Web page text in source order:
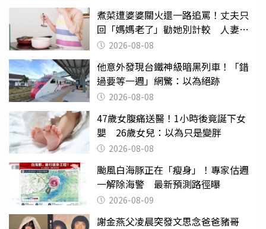
煮菜遭婆婆關火還一路追罵！丈夫只
回「媽媽老了」勸她別計較 人妻超
崩潰：我像台傭
2026-08-08
他意外發現台鐵神級暗黑列車！「錯
過要等一週」網驚：以為絕跡
2026-08-08
47歲女腹痛送醫！1小時後竟誕下女
嬰 26歲女兒：以為只是變胖
2026-08-08
颱風白海豚正在「瘦身」！專家估週
一解除海警 最新預測路徑曝
2026-08-09
謝金燕父凌晨突發文思念爸爸豬哥